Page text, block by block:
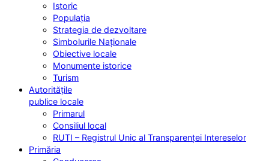
Istoric
Populația
Strategia de dezvoltare
Simbolurile Naționale
Obiective locale
Monumente istorice
Turism
Autoritățile
publice locale
Primarul
Consiliul local
RUTI – Registrul Unic al Transparenței Intereselor
Primăria